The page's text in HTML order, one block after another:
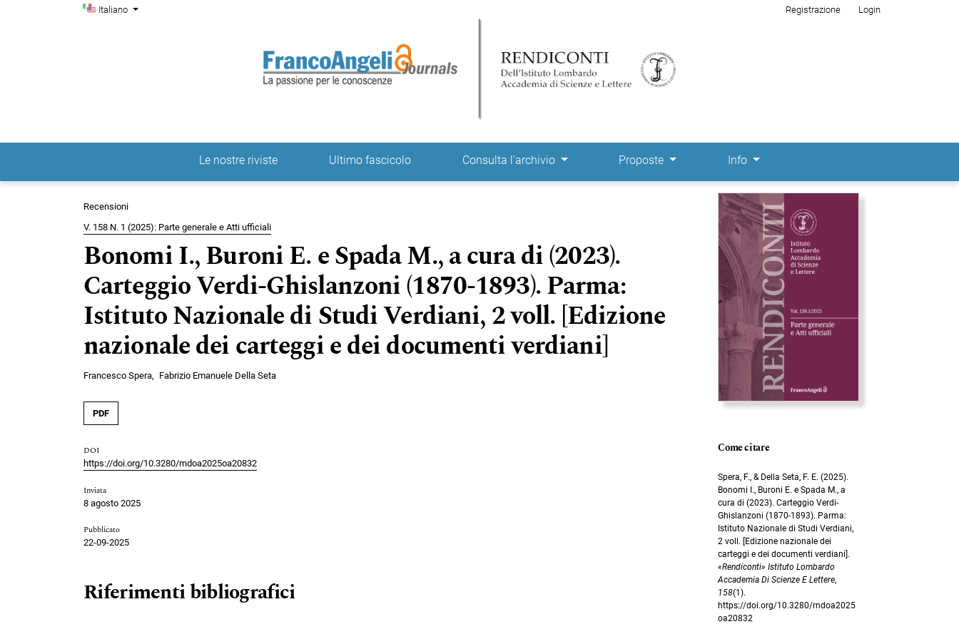
Salta al menu principale di navigazione
Salta al contenuto principale
Salta al piè di pagina del sitoCambia la lingua. La lingua corrente è:
Italiano
Menu di amministrazione Registrazione Login
Menu principale Le nostre riviste Ultimo fascicolo Consulta l'archivio Proposte Info
Recensioni
V. 158 N. 1 (2025): Parte generale e Atti ufficiali
Bonomi I., Buroni E. e Spada M., a cura di (2023).
Carteggio Verdi-Ghislanzoni (1870-1893). Parma:
Istituto Nazionale di Studi Verdiani, 2 voll. [Edizione
nazionale dei carteggi e dei documenti verdiani]
Francesco Spera Fabrizio Emanuele Della Seta
PDF
DOI
https://doi.org/10.3280/rndoa2025oa20832
Inviata
8 agosto 2025
Pubblicato
22-09-2025
Riferimenti bibliografici
Immagine di copertina
Come citare
Spera, F., & Della Seta, F. E. (2025).
Bonomi I., Buroni E. e Spada M., a
cura di (2023). Carteggio Verdi-
Ghislanzoni (1870-1893). Parma:
Istituto Nazionale di Studi Verdiani,
2 voll. [Edizione nazionale dei
carteggi e dei documenti verdiani].
«Rendiconti» Istituto Lombardo
Accademia Di Scienze E Lettere,
158(1).
https://doi.org/10.3280/rndoa2025
oa20832